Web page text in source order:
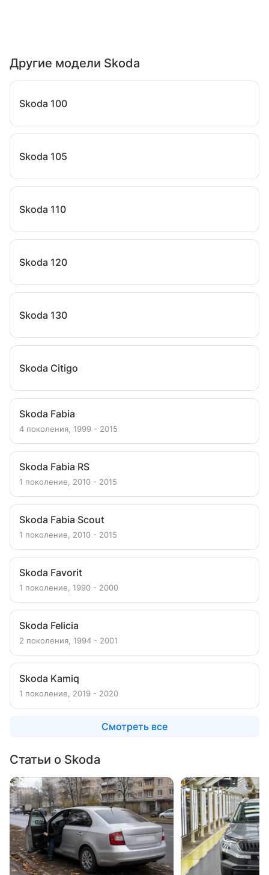
Другие модели Skoda
Skoda 100
Skoda 105
Skoda 110
Skoda 120
Skoda 130
Skoda Citigo
Skoda Fabia
4 поколения, 1999 - 2015
Skoda Fabia RS
1 поколение, 2010 - 2015
Skoda Fabia Scout
1 поколение, 2010 - 2015
Skoda Favorit
1 поколение, 1990 - 2000
Skoda Felicia
2 поколения, 1994 - 2001
Skoda Kamiq
1 поколение, 2019 - 2020
Смотреть все
Статьи о Skoda